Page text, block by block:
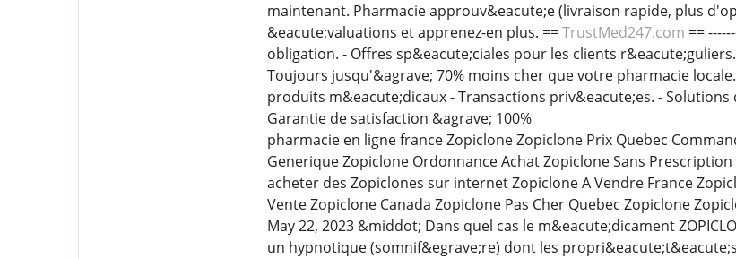
maintenant. Pharmacie approuv&eacute;e (livraison rapide, plus
&eacute;valuations et apprenez-en plus. ==TrustMed247.com ==
obligation. - Offres sp&eacute;ciales pour les clients
Toujours jusqu'&agrave; 70% moins cher que votre pharmacie
produits m&eacute;dicaux - Transactions priv&eacute;es. -
Garantie de satisfaction &agrave; 100%
pharmacie en ligne france Zopiclone Zopiclone Prix Quebec
Generique Zopiclone Ordonnance Achat Zopiclone Sans
acheter des Zopiclones sur internet Zopiclone A Vendre France
Vente Zopiclone Canada Zopiclone Pas Cher Quebec Zopiclone
May 22, 2023 &middot; Dans quel cas le m&eacute;dicament
un hypnotique (somnif&egrave;re) dont les